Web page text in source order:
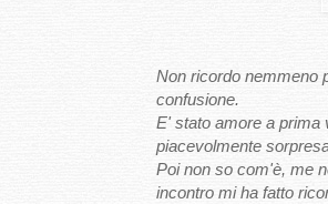
Non ricordo nemmeno
confusione.
E' stato amore a prima
piacevolmente
Poi non so com'è, me
incontro mi ha fatto